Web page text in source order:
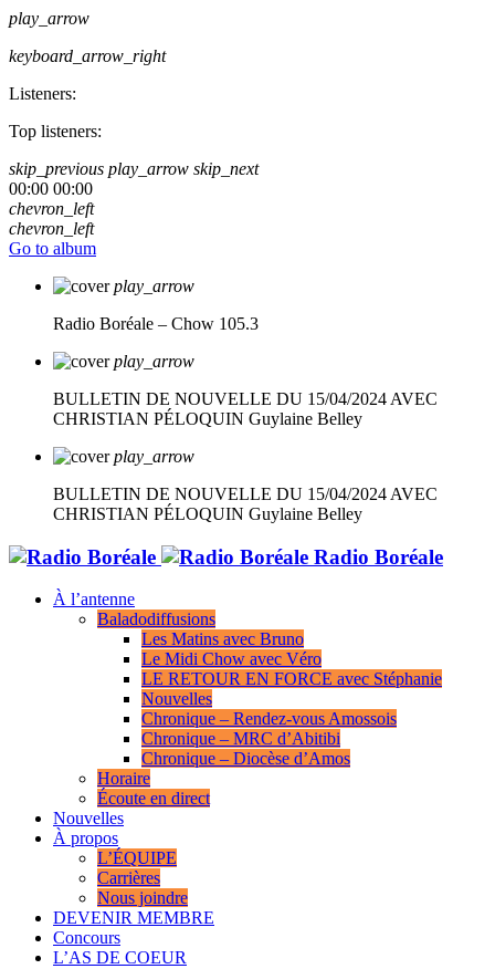
play_arrow
keyboard_arrow_right
Listeners:
Top listeners:
skip_previous play_arrow skip_next
00:00 00:00
chevron_left
chevron_left
Go to album
play_arrow
Radio Boréale – Chow 105.3
play_arrow
BULLETIN DE NOUVELLE DU 15/04/2024 AVEC
CHRISTIAN PÉLOQUIN Guylaine Belley
play_arrow
BULLETIN DE NOUVELLE DU 15/04/2024 AVEC
CHRISTIAN PÉLOQUIN Guylaine Belley
Radio Boréale
À l’antenne
Baladodiffusions
Les Matins avec Bruno
Le Midi Chow avec Véro
LE RETOUR EN FORCE avec Stéphanie
Nouvelles
Chronique – Rendez-vous Amossois
Chronique – MRC d’Abitibi
Chronique – Diocèse d’Amos
Horaire
Écoute en direct
Nouvelles
À propos
L’ÉQUIPE
Carrières
Nous joindre
DEVENIR MEMBRE
Concours
L’AS DE COEUR